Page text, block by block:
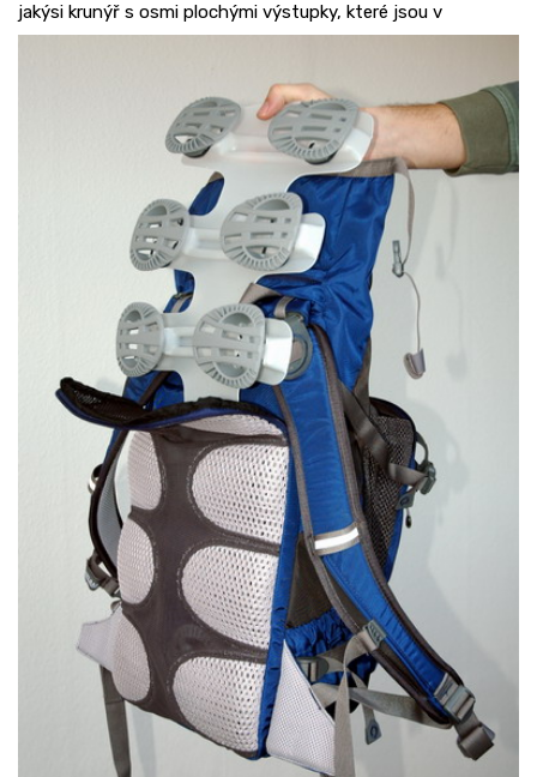
jakýsi krunýř s osmi plochými výstupky, které jsou v